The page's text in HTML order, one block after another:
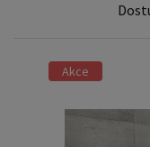
Akce